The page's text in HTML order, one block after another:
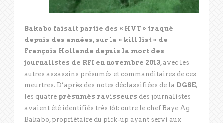
Bakabo faisait partie des « HVT » traqué
depuis des années, sur la « kill list » de
François Hollande depuis la mort des
journalistes de RFI en novembre 2013, avec les
autres assassins présumés et commanditaires de ces
meurtres. D’après des notes déclassifiées de la DGSE,
les quatre présumés ravisseurs des journalistes
avaient été identifiés très tôt: outre le chef Baye Ag
Bakabo, propriétaire du pick-up ayant servi aux